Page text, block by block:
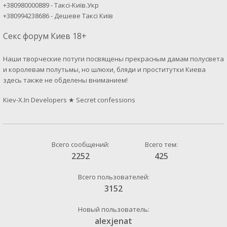
+380980000889 - Таксі-Київ.Укр
+380994238686 - Дешеве Таксі Київ
Секс форум Киев 18+
Наши творческие потуги посвящены прекрасным дамам полусвета
и королевам полутьмы, но шлюхи, бляди и проститутки Киева
здесь также не обделены вниманием!
Kiev-X.In Developers ★ Secret confessions
Всего сообщений:
2252
Всего тем:
425
Всего пользователей:
3152
Новый пользователь:
alexjenat